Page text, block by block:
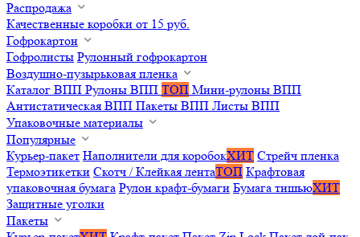
Распродажа
Качественные коробки от 15 руб.
Гофрокартон
Гофролисты Рулонный гофрокартон
Воздушно-пузырьковая пленка
Каталог ВПП Рулоны ВПП ТОП Мини-рулоны ВПП
Антистатическая ВПП Пакеты ВПП Листы ВПП
Упаковочные материалы
Популярные
Курьер-пакет Наполнители для коробокХИТ Стрейч пленка
Термоэтикетки Скотч / Клейкая лентаТОП Крафтовая
упаковочная бумага Рулон крафт-бумаги Бумага тишьюХИТ
Защитные уголки
Пакеты